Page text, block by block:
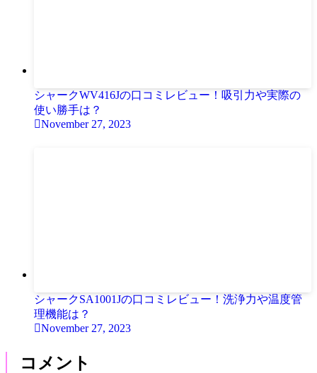
シャークWV416Jの口コミレビュー！吸引力や実際の
使い勝手は？
November 27, 2023
シャークSA1001Jの口コミレビュー！洗浄力や温度管
理機能は？
November 27, 2023
コメント